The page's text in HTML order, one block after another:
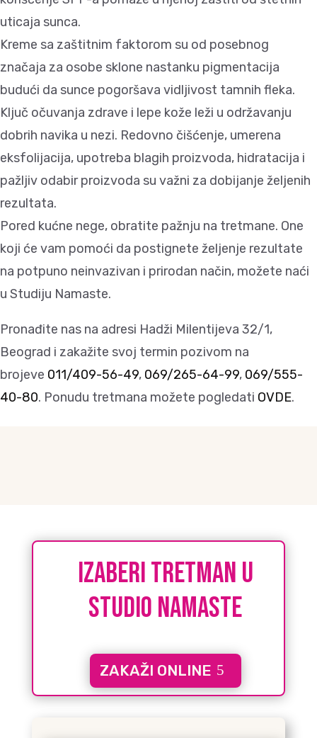
uticaja sunca.
Kreme sa zaštitnim faktorom su od posebnog
značaja za osobe sklone nastanku pigmentacija
budući da sunce pogoršava vidljivost tamnih fleka.
Ključ očuvanja zdrave i lepe kože leži u održavanju
dobrih navika u nezi. Redovno čišćenje, umerena
eksfolijacija, upotreba blagih proizvoda, hidratacija i
pažljiv odabir proizvoda su važni za dobijanje željenih
rezultata.
Pored kućne nege, obratite pažnju na tretmane. One
koji će vam pomoći da postignete željenje rezultate
na potpuno neinvazivan i prirodan način, možete naći
u Studiju Namaste.
Pronađite nas na adresi Hadži Milentijeva 32/1,
Beograd i zakažite svoj termin pozivom na
brojeve 011/409-56-49, 069/265-64-99, 069/555-
40-80. Ponudu tretmana možete pogledati OVDE.
IZABERI tretman u
studio namaste
ZAKAŽI ONLINE